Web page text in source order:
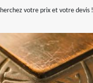
votre prix et votre devis !